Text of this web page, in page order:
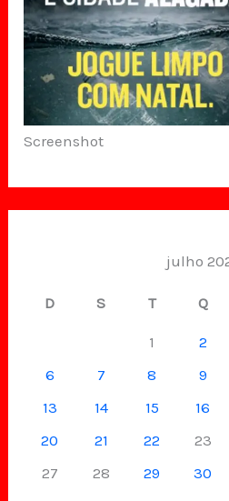
Screenshot
julho
D S T Q
1 2
6
7 8 9
13
14 15 16
20
21 22 23
27
28 29 30